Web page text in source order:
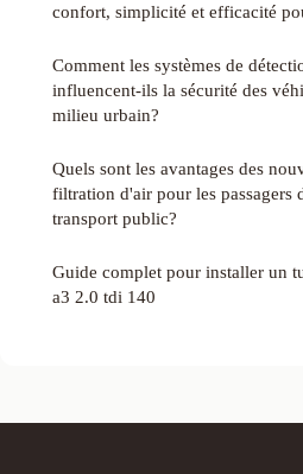
confort, simplicité et efficacité
Comment les systèmes de
influencent-ils la sécurité des
milieu urbain?
Quels sont les avantages des
filtration d'air pour les passagers
transport public?
Guide complet pour installer un
a3 2.0 tdi 140